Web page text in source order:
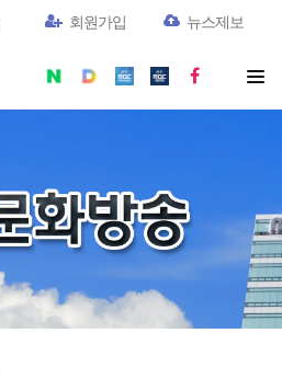
회원가입 뉴스제보